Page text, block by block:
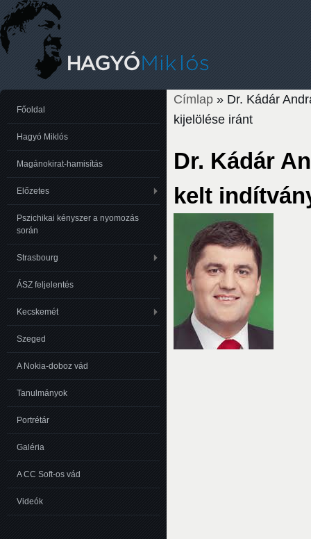
Címlap » Dr. Kádár
kijelölése iránt
Dr. Kádár
kelt
Főoldal
Hagyó Miklós
Magánokirat-hamisítás
Előzetes
Pszichikai kényszer a nyomozás
során
Strasbourg
ÁSZ feljelentés
Kecskemét
Szeged
A Nokia-doboz vád
Tanulmányok
Portrétár
Galéria
A CC Soft-os vád
Videók